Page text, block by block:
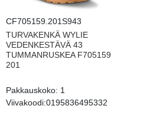
CF705159.201S943
TURVAKENKÄ WYLIE
VEDENKESTÄVÄ 43
TUMMANRUSKEA F705159
201
Pakkauskoko: 1
Viivakoodi:0195836495332